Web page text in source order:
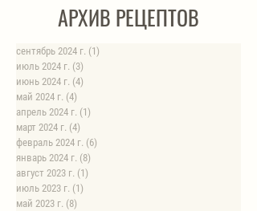
АРХИВ РЕЦЕПТОВ
сентябрь 2024 г. (1)
июль 2024 г. (3)
июнь 2024 г. (4)
май 2024 г. (4)
апрель 2024 г. (1)
март 2024 г. (4)
февраль 2024 г. (6)
январь 2024 г. (8)
август 2023 г. (1)
июль 2023 г. (1)
май 2023 г. (8)